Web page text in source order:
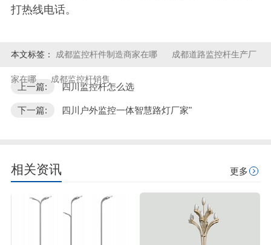
打热线电话。
本文标签： 成都监控杆件制造商家在哪 成都道路监控杆生产厂
家在哪 成都监控杆销售
上一篇: 四川监控杆怎么选
下一篇: 四川户外监控一体智慧路灯厂家"
相关资讯 更多